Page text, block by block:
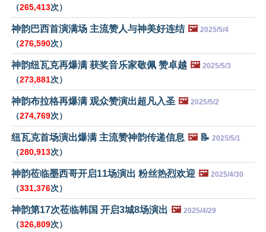
（265,413次）
神韵巴西首演满场 主流赞人与神美好连结 🖼️ 2025/5/4
（276,590次）
神韵纽瓦克再爆满 获奖音乐家敬佩 赞卓越 🖼️ 2025/5/3
（273,881次）
神韵布拉格再爆满 观众赞演出超凡入圣 🖼️ 2025/5/2
（274,769次）
纽瓦克首场演出爆满 主流赞神韵传递信息 🖼️📝 2025/5/1
（280,913次）
神韵莅临墨西哥开启11场演出 粉丝热烈欢迎 🖼️ 2025/4/30
（331,376次）
神韵第17次莅临韩国 开启3城8场演出 🖼️ 2025/4/29
（326,809次）